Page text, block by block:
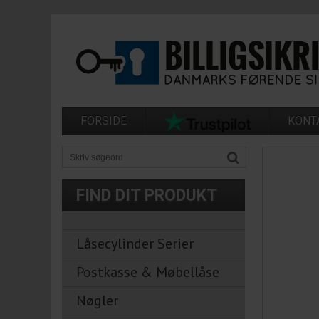
FORSIDE
FIND DIT PRODUKT
Låsecylinder Serier
Postkasse & Møbellåse
Nøgler